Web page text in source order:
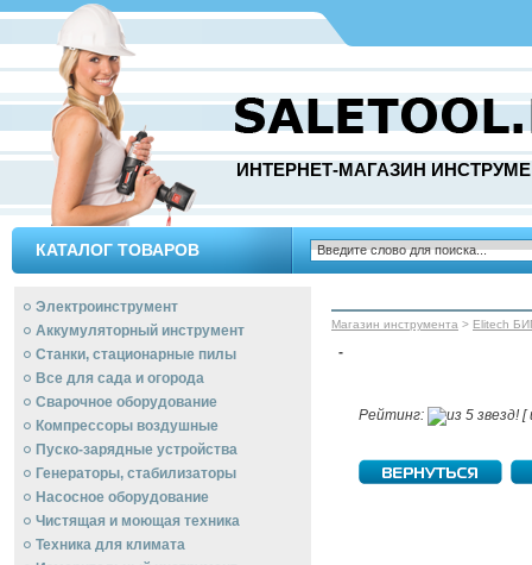
ИНТЕРНЕТ-МАГАЗИН
КАТАЛОГ ТОВАРОВ
Электроинструмент
Аккумуляторный инструмент
Станки, стационарные пилы
Все для сада и огорода
Сварочное оборудование
Компрессоры воздушные
Пуско-зарядные устройства
Генераторы, стабилизаторы
Насосное оборудование
Чистящая и моющая техника
Техника для климата
Магазин инструмента > Elitech
-
Рейтинг: [